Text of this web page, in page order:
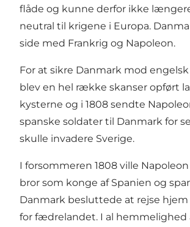
flåde og kunne derfor ikke
neutral til krigene i Europa.
side med Frankrig og Napoleon.
For at sikre Danmark mod
blev en hel række skanser opført
kysterne og i 1808 sendte
spanske soldater til Danmark for
skulle invadere Sverige.
I forsommeren 1808 ville
bror som konge af Spanien og
Danmark besluttede at rejse
for fædrelandet. I al hemmelighed